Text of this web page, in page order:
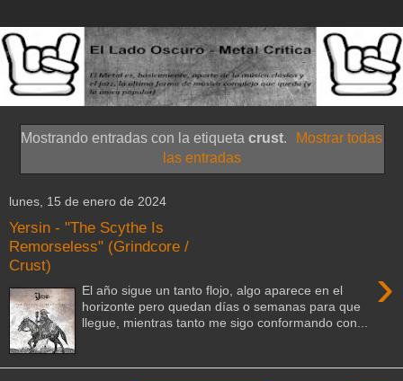
Mostrando entradas con la etiqueta crust.
Mostrar todas
las entradas
lunes, 15 de enero de 2024
Yersin - "The Scythe Is
Remorseless" (Grindcore /
Crust)
›
El año sigue un tanto flojo, algo aparece en el
horizonte pero quedan días o semanas para que
llegue, mientras tanto me sigo conformando con...